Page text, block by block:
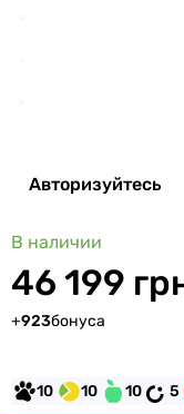
Авторизуйтесь
В наличии
46 199
+923бонуса
10 10 10 5